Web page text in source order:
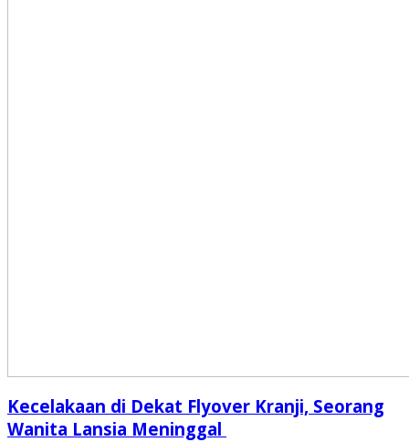
Kecelakaan di Dekat Flyover Kranji, Seorang
Wanita Lansia Meninggal